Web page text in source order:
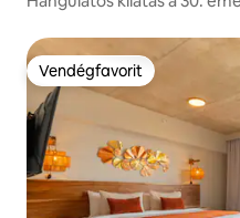
Vendégfavorit
Vendégfavorit